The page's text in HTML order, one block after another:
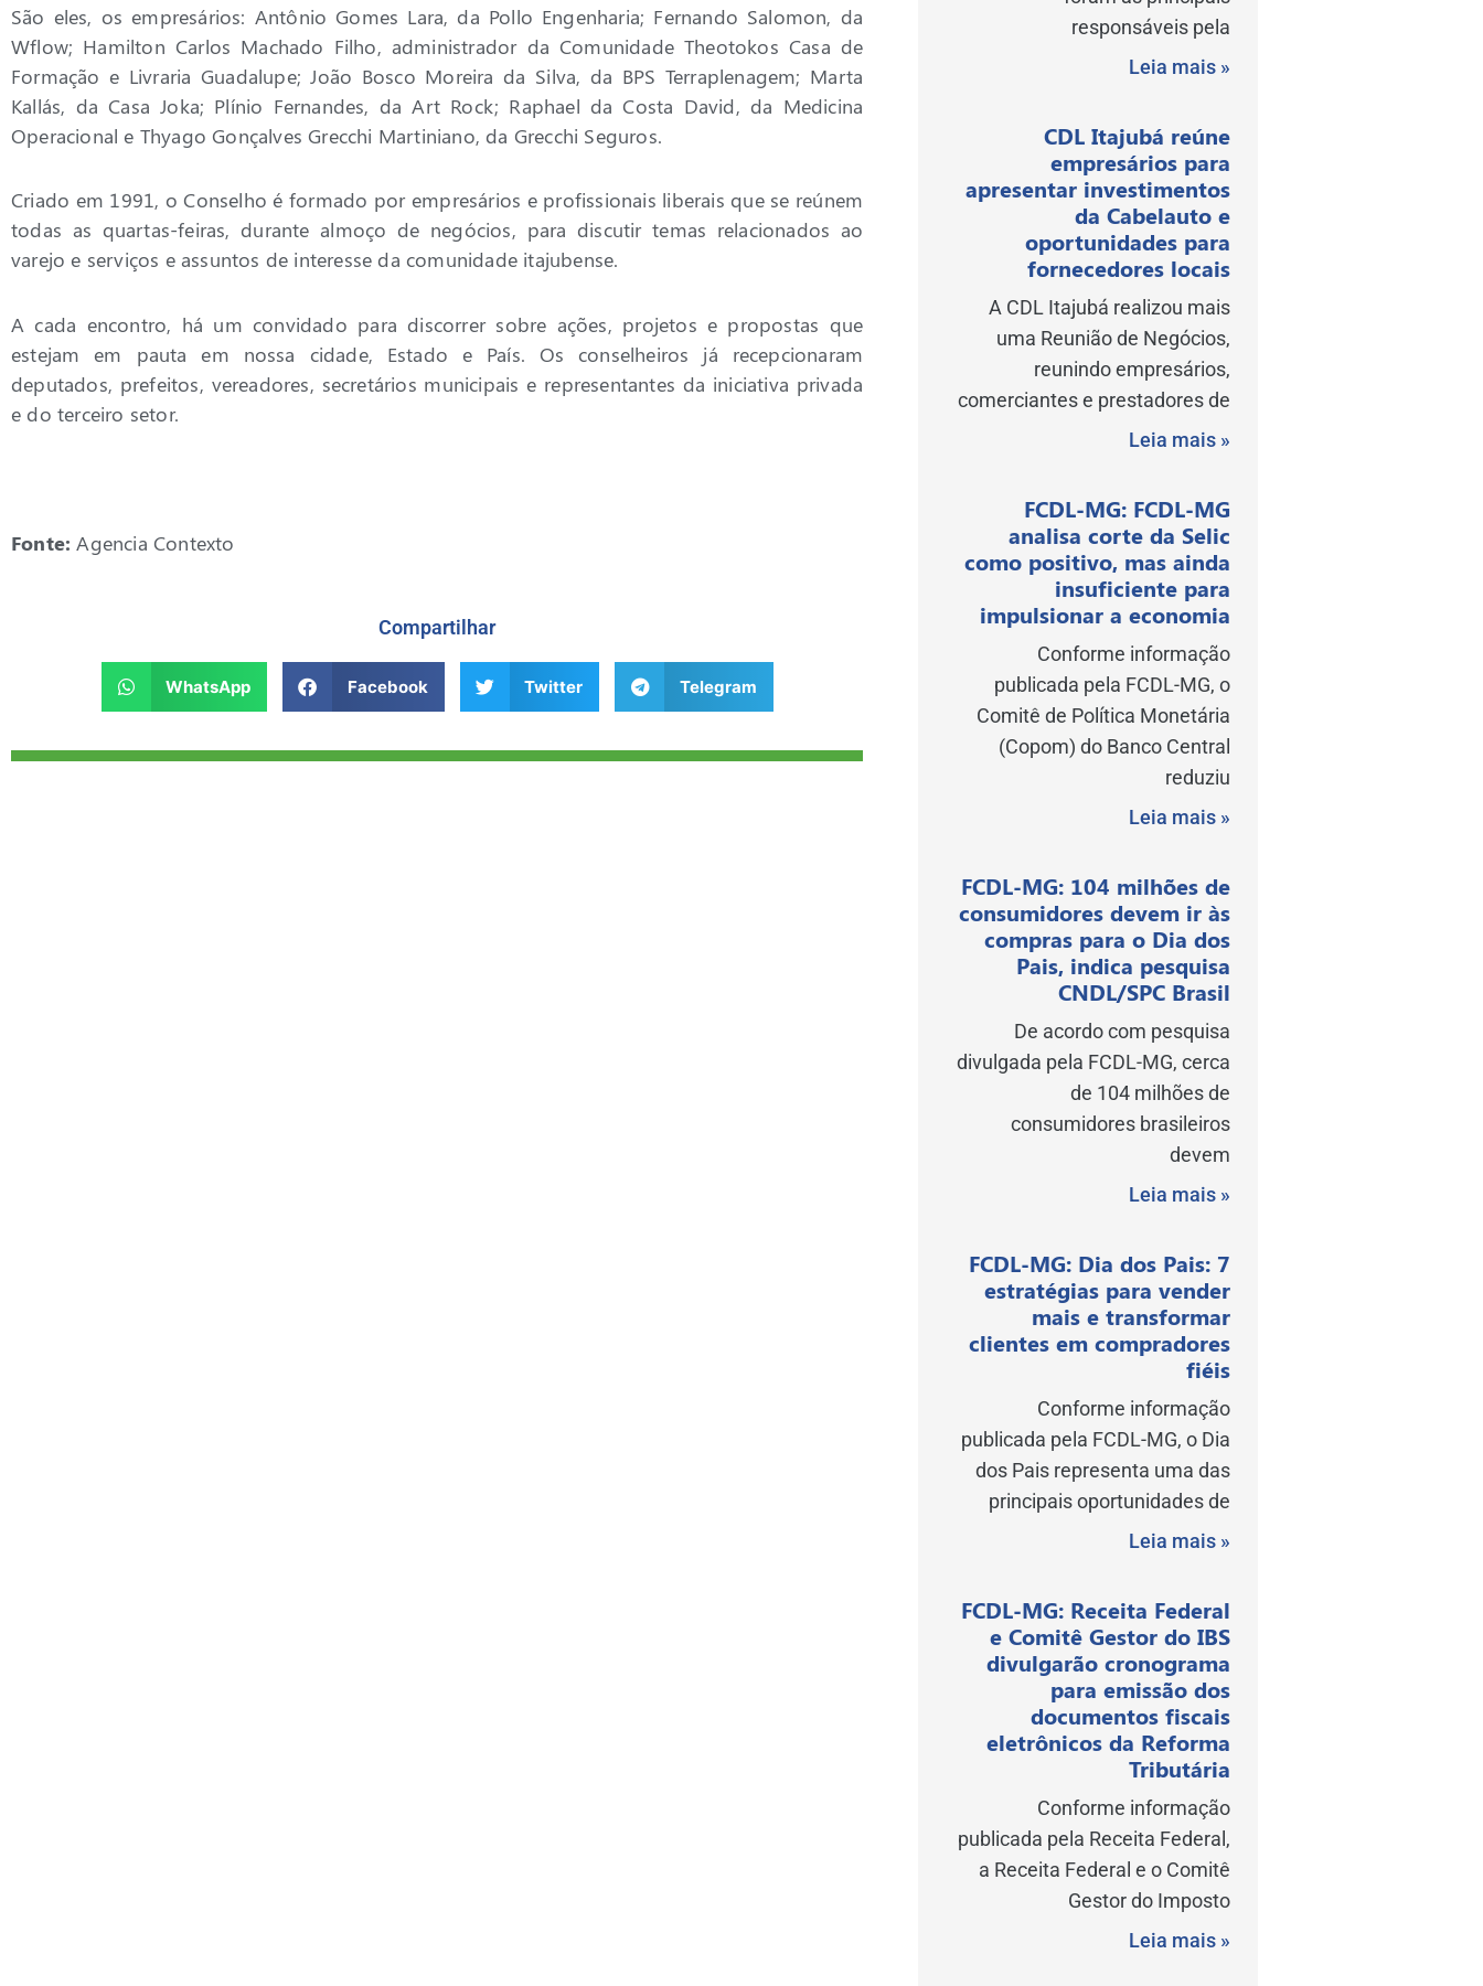
São eles, os empresários: Antônio Gomes Lara, da Pollo Engenharia; Fernando Salomon, da
Wflow; Hamilton Carlos Machado Filho, administrador da Comunidade Theotokos Casa de
Formação e Livraria Guadalupe; João Bosco Moreira da Silva, da BPS Terraplenagem; Marta
Kallás, da Casa Joka; Plínio Fernandes, da Art Rock; Raphael da Costa David, da Medicina
Operacional e Thyago Gonçalves Grecchi Martiniano, da Grecchi Seguros.
Criado em 1991, o Conselho é formado por empresários e profissionais liberais que se reúnem
todas as quartas-feiras, durante almoço de negócios, para discutir temas relacionados ao
varejo e serviços e assuntos de interesse da comunidade itajubense.
A cada encontro, há um convidado para discorrer sobre ações, projetos e propostas que
estejam em pauta em nossa cidade, Estado e País. Os conselheiros já recepcionaram
deputados, prefeitos, vereadores, secretários municipais e representantes da iniciativa privada
e do terceiro setor.
Fonte:Agencia Contexto
Compartilhar
WhatsApp Facebook Twitter Telegram
responsáveis pela
Leia mais »
CDL Itajubá reúne
empresários para
apresentar investimentos
da Cabelauto e
oportunidades para
fornecedores locais
A CDL Itajubá realizou mais
uma Reunião de Negócios,
reunindo empresários,
comerciantes e prestadores de
Leia mais »
FCDL-MG: FCDL-MG
analisa corte da Selic
como positivo, mas ainda
insuficiente para
impulsionar a economia
Conforme informação
publicada pela FCDL-MG, o
Comitê de Política Monetária
(Copom) do Banco Central
reduziu
Leia mais »
FCDL-MG: 104 milhões de
consumidores devem ir às
compras para o Dia dos
Pais, indica pesquisa
CNDL/SPC Brasil
De acordo com pesquisa
divulgada pela FCDL-MG, cerca
de 104 milhões de
consumidores brasileiros
devem
Leia mais »
FCDL-MG: Dia dos Pais: 7
estratégias para vender
mais e transformar
clientes em compradores
fiéis
Conforme informação
publicada pela FCDL-MG, o Dia
dos Pais representa uma das
principais oportunidades de
Leia mais »
FCDL-MG: Receita Federal
e Comitê Gestor do IBS
divulgarão cronograma
para emissão dos
documentos fiscais
eletrônicos da Reforma
Tributária
Conforme informação
publicada pela Receita Federal,
a Receita Federal e o Comitê
Gestor do Imposto
Leia mais »